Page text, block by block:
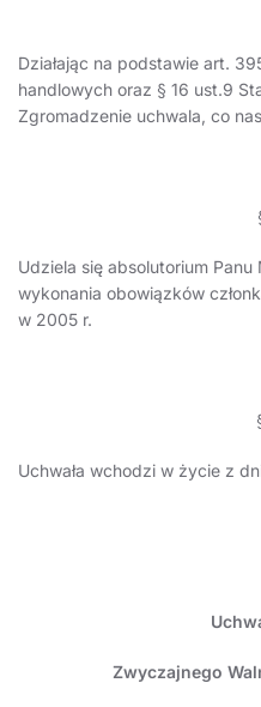
Działając na podstawie art.
handlowych oraz § 16 ust.9
Zgromadzenie uchwala, co
Udziela się absolutorium Panu
wykonania obowiązków
w 2005 r.
Uchwała wchodzi w życie z
Zwyczajnego